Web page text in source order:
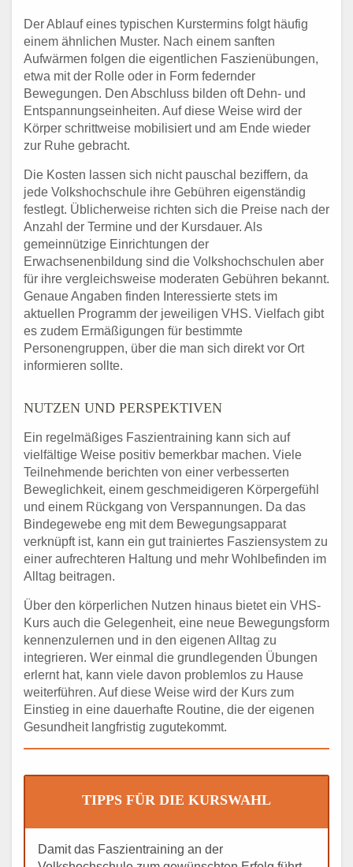
Der Ablauf eines typischen Kurstermins folgt häufig
einem ähnlichen Muster. Nach einem sanften
Aufwärmen folgen die eigentlichen Faszienübungen,
etwa mit der Rolle oder in Form federnder
Bewegungen. Den Abschluss bilden oft Dehn- und
Entspannungseinheiten. Auf diese Weise wird der
Körper schrittweise mobilisiert und am Ende wieder
zur Ruhe gebracht.
Die Kosten lassen sich nicht pauschal beziffern, da
jede Volkshochschule ihre Gebühren eigenständig
festlegt. Üblicherweise richten sich die Preise nach der
Anzahl der Termine und der Kursdauer. Als
gemeinnützige Einrichtungen der
Erwachsenenbildung sind die Volkshochschulen aber
für ihre vergleichsweise moderaten Gebühren bekannt.
Genaue Angaben finden Interessierte stets im
aktuellen Programm der jeweiligen VHS. Vielfach gibt
es zudem Ermäßigungen für bestimmte
Personengruppen, über die man sich direkt vor Ort
informieren sollte.
NUTZEN UND PERSPEKTIVEN
Ein regelmäßiges Faszientraining kann sich auf
vielfältige Weise positiv bemerkbar machen. Viele
Teilnehmende berichten von einer verbesserten
Beweglichkeit, einem geschmeidigeren Körpergefühl
und einem Rückgang von Verspannungen. Da das
Bindegewebe eng mit dem Bewegungsapparat
verknüpft ist, kann ein gut trainiertes Fasziensystem zu
einer aufrechteren Haltung und mehr Wohlbefinden im
Alltag beitragen.
Über den körperlichen Nutzen hinaus bietet ein VHS-
Kurs auch die Gelegenheit, eine neue Bewegungsform
kennenzulernen und in den eigenen Alltag zu
integrieren. Wer einmal die grundlegenden Übungen
erlernt hat, kann viele davon problemlos zu Hause
weiterführen. Auf diese Weise wird der Kurs zum
Einstieg in eine dauerhafte Routine, die der eigenen
Gesundheit langfristig zugutekommt.
TIPPS FÜR DIE KURSWAHL
Damit das Faszientraining an der